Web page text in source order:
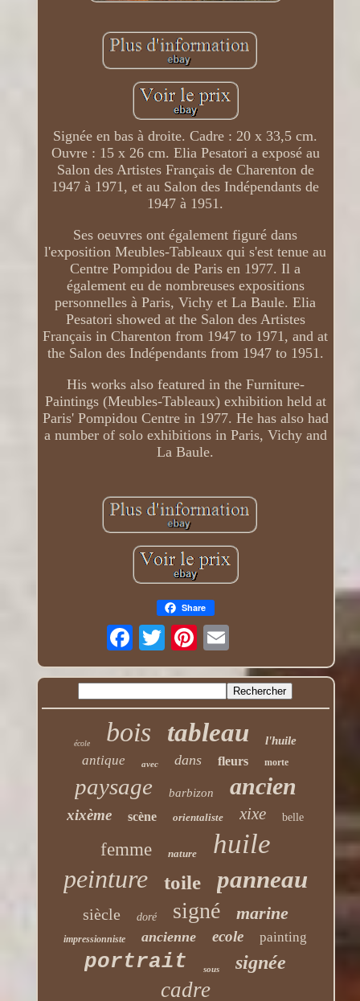
Signée en bas à droite. Cadre : 20 x 33,5 cm.
Ouvre : 15 x 26 cm. Elia Pesatori a exposé au
Salon des Artistes Français de Charenton de
1947 à 1971, et au Salon des Indépendants de
1947 à 1951.
Ses oeuvres ont également figuré dans
l'exposition Meubles-Tableaux qui s'est tenue au
Centre Pompidou de Paris en 1977. Il a
également eu de nombreuses expositions
personnelles à Paris, Vichy et La Baule. Elia
Pesatori showed at the Salon des Artistes
Français in Charenton from 1947 to 1971, and at
the Salon des Indépendants from 1947 to 1951.
His works also featured in the Furniture-
Paintings (Meubles-Tableaux) exhibition held at
Paris' Pompidou Centre in 1977. He has also had
a number of solo exhibitions in Paris, Vichy and
La Baule.
Share
école bois tableau l'huile
antique avec dans fleurs morte
paysage barbizon ancien
xixème scène orientaliste xixe belle
femme nature huile
peinture toile panneau
siècle doré signé marine
impressionniste ancienne ecole painting
portrait sous signée
cadre